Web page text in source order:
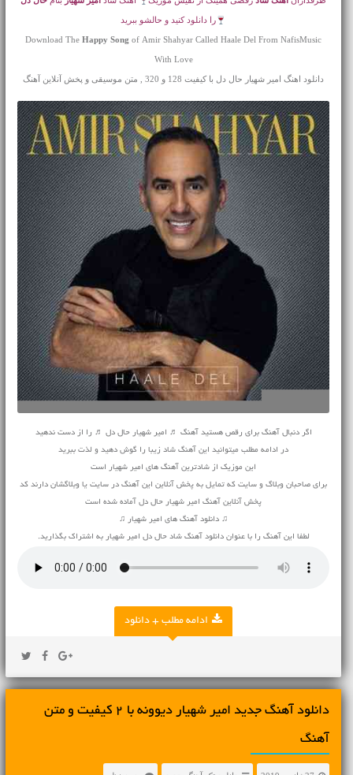
را دانلود کنید و حالشو ببرید
Download TheHappy Song of Amir Shahyar Called Haale Del From NafisMusic
With Love
دانلود اهنگ امیر شهیار حال دل با کیفیت 128 و 320 , متن موسیقی و پخش آنلاین آهنگ
اگر دنبال آهنگ برای رقص هستید آهنگ ♬ امیر شهیار حال دل ♬ را از دست ندهید
در ادامه مطلب میتوانید این آهنگ شاد زیبا را گوش دهید و لذت ببرید
این موزیک از شادترین آهنگ های امیر شهیار است
برای صاحبان وبلاگ و سایت که تمایل به پخش آنلاین این آهنگ در سایت یا وبلاگشان دارند کد
پخش آنلاین آهنگ امیر شهیار حال دل آماده شده است
♫ دانلود آهنگ های امیر شهیار ♫
لطفا این آهنگ را با عنوان دانلود آهنگ شاد حال دل امیر شهیار به اشتراک بگذارید.
ادامه مطلب + دانلود
دانلود آهنگ جديد امیر شهیار دیوونه با 2 کیفیت و متن
آهنگ